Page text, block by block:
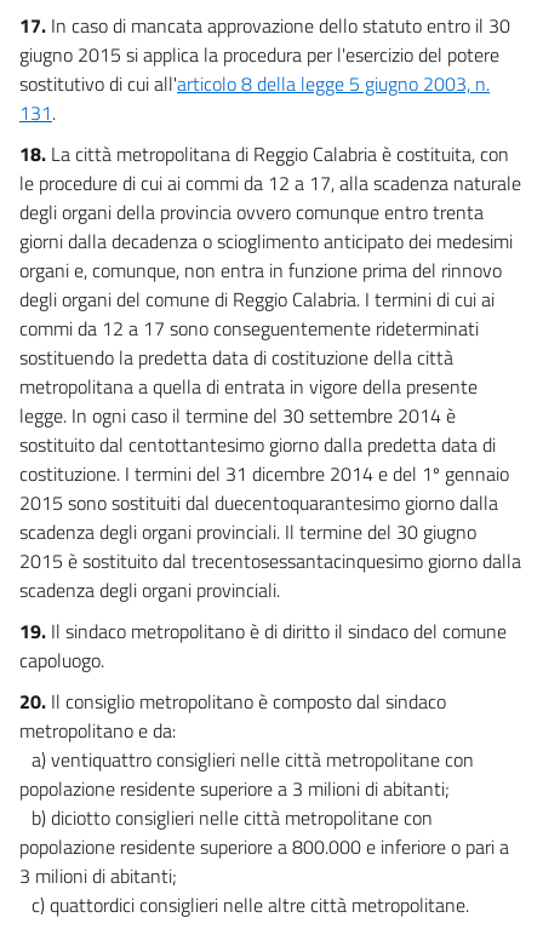
17. In caso di mancata approvazione dello statuto entro il 30
giugno 2015 si applica la procedura per l'esercizio del potere
sostitutivo di cui all'articolo 8 della legge 5 giugno 2003, n.
131.
18. La città metropolitana di Reggio Calabria è costituita, con
le procedure di cui ai commi da 12 a 17, alla scadenza naturale
degli organi della provincia ovvero comunque entro trenta
giorni dalla decadenza o scioglimento anticipato dei medesimi
organi e, comunque, non entra in funzione prima del rinnovo
degli organi del comune di Reggio Calabria. I termini di cui ai
commi da 12 a 17 sono conseguentemente rideterminati
sostituendo la predetta data di costituzione della città
metropolitana a quella di entrata in vigore della presente
legge. In ogni caso il termine del 30 settembre 2014 è
sostituito dal centottantesimo giorno dalla predetta data di
costituzione. I termini del 31 dicembre 2014 e del 1º gennaio
2015 sono sostituiti dal duecentoquarantesimo giorno dalla
scadenza degli organi provinciali. Il termine del 30 giugno
2015 è sostituito dal trecentosessantacinquesimo giorno dalla
scadenza degli organi provinciali.
19. Il sindaco metropolitano è di diritto il sindaco del comune
capoluogo.
20. Il consiglio metropolitano è composto dal sindaco
metropolitano e da:
a) ventiquattro consiglieri nelle città metropolitane con
popolazione residente superiore a 3 milioni di abitanti;
b) diciotto consiglieri nelle città metropolitane con
popolazione residente superiore a 800.000 e inferiore o pari a
3 milioni di abitanti;
c) quattordici consiglieri nelle altre città metropolitane.